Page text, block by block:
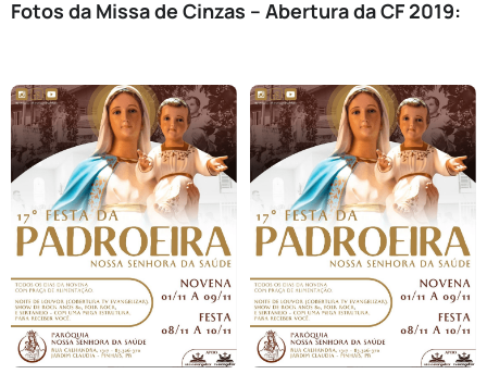
Fotos da Missa de Cinzas – Abertura da CF 2019: